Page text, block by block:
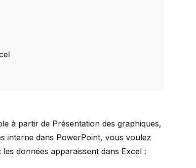
à partir de Présentation des graphiques,
interne dans PowerPoint, vous voulez
données apparaissent dans Excel :